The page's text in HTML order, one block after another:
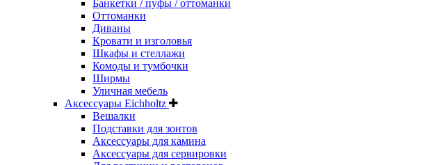
Банкетки / пуфы / оттоманки
Оттоманки
Диваны
Кровати и изголовья
Шкафы и стеллажи
Комоды и тумбочки
Ширмы
Уличная мебель
Аксессуары Eichholtz
Вешалки
Подставки для зонтов
Аксессуары для камина
Аксессуары для сервировки